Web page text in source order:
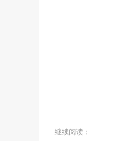
继续阅读：